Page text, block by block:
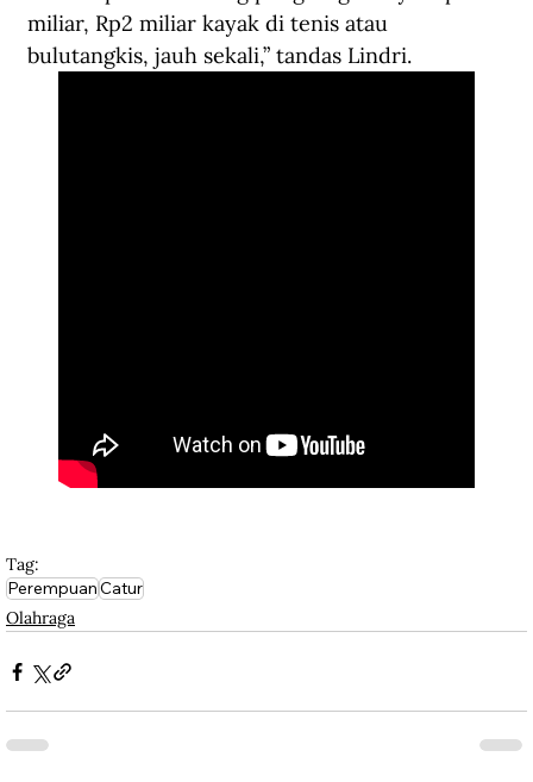
miliar, Rp2 miliar kayak di tenis atau
bulutangkis, jauh sekali,” tandas Lindri.
Tag:
PerempuanCatur
Olahraga